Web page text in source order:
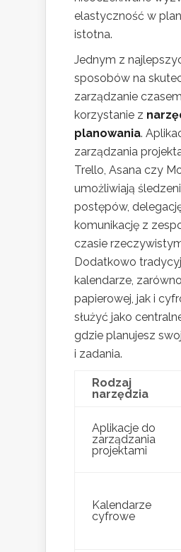
elastyczność w
istotna.
Jednym z
sposobów na
zarządzanie
korzystanie z
planowania.
zarządzania
Trello, Asana czy
umożliwiają
postępów,
komunikację z
czasie
Dodatkowo
kalendarze,
papierowej, jak i
służyć jako
gdzie planujesz
i zadania.
Rodzaj
narzędzia
Aplikacje do
zarządzania
projektami
Kalendarze
cyfrowe